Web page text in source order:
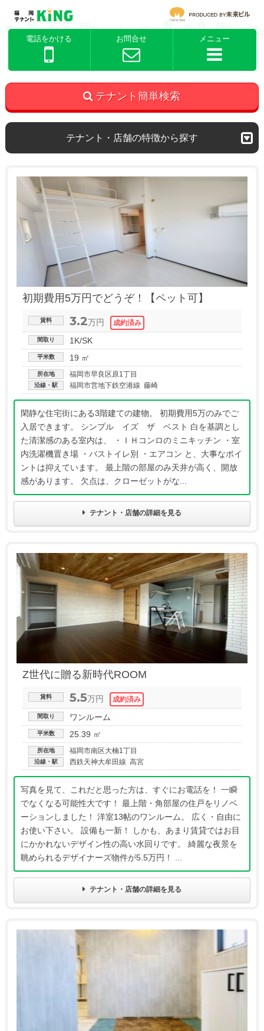
電話をかける お問合せ メニュー
テナント簡単検索
テナント・店舗の特徴から探す
初期費用5万円でどうぞ！【ペット可】
賃料 3.2万円
間取り 1K/SK
平米数 19 ㎡
所在地 福岡市早良区原1丁目
沿線・駅 福岡市営地下鉄空港線 藤崎
閑静な住宅街にある3階建ての建物。 初期費用5万のみでご
入居できます。 シンプル イズ ザ ベスト 白を基調とし
た清潔感のある室内は、 ・ＩＨコンロのミニキッチン ・室
内洗濯機置き場 ・バストイレ別 ・エアコン と、大事なポイ
ントは抑えています。 最上階の部屋のみ天井が高く、開放
感があります。 欠点は、クローゼットがな...
テナント・店舗の詳細を見る
Z世代に贈る新時代ROOM
賃料 5.5万円
間取り ワンルーム
平米数 25.39 ㎡
所在地 福岡市南区大楠1丁目
沿線・駅 西鉄天神大牟田線 高宮
写真を見て、これだと思った方は、すぐにお電話を！ 一瞬
でなくなる可能性大です！ 最上階・角部屋の住戸をリノベ
ーションしました！ 洋室13帖のワンルーム。 広く・自由に
お使い下さい。 設備も一新！ しかも、あまり賃貸ではお目
にかかれないデザイン性の高い水回りです。 綺麗な夜景を
眺められるデザイナーズ物件が5.5万円！ ...
テナント・店舗の詳細を見る